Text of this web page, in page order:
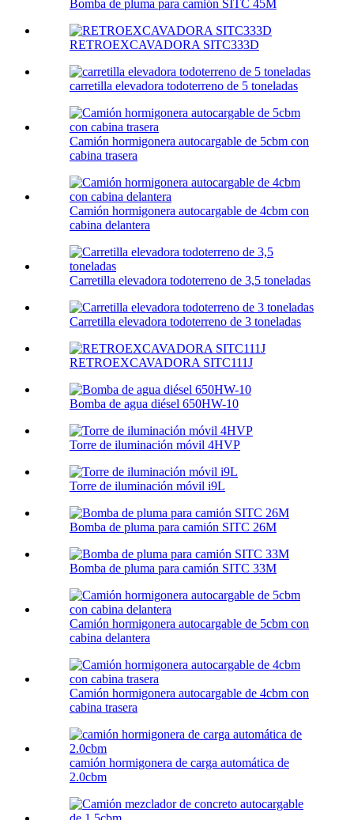
Bomba de pluma para camión SITC 45M
RETROEXCAVADORA SITC333D
carretilla elevadora todoterreno de 5 toneladas
Camión hormigonera autocargable de 5cbm con
cabina trasera
Camión hormigonera autocargable de 4cbm con
cabina delantera
Carretilla elevadora todoterreno de 3,5 toneladas
Carretilla elevadora todoterreno de 3 toneladas
RETROEXCAVADORA SITC111J
Bomba de agua diésel 650HW-10
Torre de iluminación móvil 4HVP
Torre de iluminación móvil i9L
Bomba de pluma para camión SITC 26M
Bomba de pluma para camión SITC 33M
Camión hormigonera autocargable de 5cbm con
cabina delantera
Camión hormigonera autocargable de 4cbm con
cabina trasera
camión hormigonera de carga automática de
2.0cbm